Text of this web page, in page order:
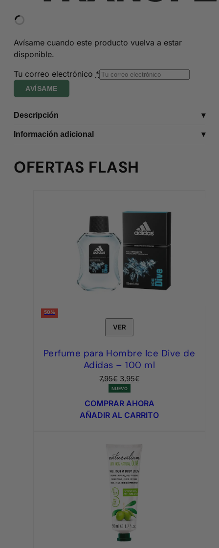
Avísame cuando este producto vuelva a estar
disponible.
Tu correo electrónico *
AVÍSAME
Descripción
Información adicional
OFERTAS FLASH
50%
VER
Perfume para Hombre Ice Dive de
Adidas – 100 ml
7,95€ El
precio
original
era:
3,95€El
actual
es:
NUEVO
COMPRAR AHORA
AÑADIR AL CARRITO